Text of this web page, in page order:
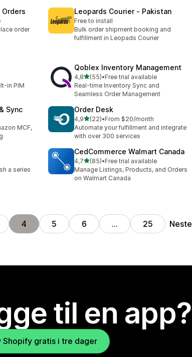
order
Leopards Courier ‑ Pakistan
Free to install
Bulk order shipment booking and
fulfillment in Leopads Courier
in PIM
Qoblex Inventory Management
4,8av 5 stjerner
(55)
Totalt 55 omtaler
•Free trial available
Real-time Inventory Sync and
Seamless Order Management
Sync
MCF,
Order Desk
4,9av 5 stjerner
(22)
Totalt 22 omtaler
•From $20/month
Automate your fulfillment and integrate
with over 300 services
a series
CedCommerce Walmart Canada
4,7av 5 stjerner
(85)
Totalt 85 omtaler
•Free trial available
Manage Listings, Products, and Orders
on Walmart Canada
4 5 6 … 25 Neste
til en app?
Shopify gratis i tre dager